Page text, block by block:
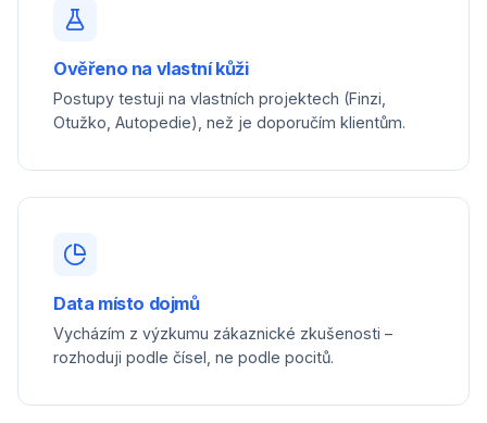
Ověřeno na vlastní kůži
Postupy testuji na vlastních projektech (Finzi,
Otužko, Autopedie), než je doporučím klientům.
Data místo dojmů
Vycházím z výzkumu zákaznické zkušenosti –
rozhoduji podle čísel, ne podle pocitů.